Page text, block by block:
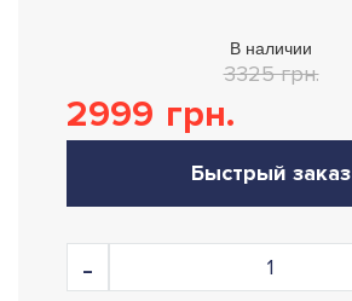
В наличии
3325 грн.
2999 грн.
Быстрый заказ